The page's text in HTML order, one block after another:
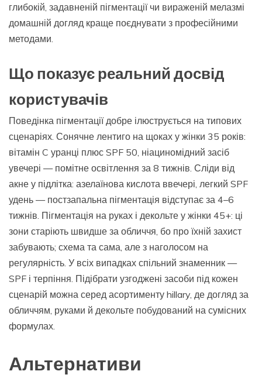
глибокій, задавненій пігментації чи вираженій мелазмі
домашній догляд краще поєднувати з професійними
методами.
Що показує реальний досвід
користувачів
Поведінка пігментації добре ілюструється на типових
сценаріях. Сонячне лентиго на щоках у жінки 35 років:
вітамін C уранці плюс SPF 50, ніациномідний засіб
увечері — помітне освітлення за 8 тижнів. Сліди від
акне у підлітка: азелаїнова кислота ввечері, легкий SPF
удень — постзапальна пігментація відступає за 4–6
тижнів. Пігментація на руках і декольте у жінки 45+: ці
зони старіють швидше за обличчя, бо про їхній захист
забувають; схема та сама, але з наголосом на
регулярність. У всіх випадках спільний знаменник —
SPF і терпіння. Підібрати узгоджені засоби під кожен
сценарій можна серед асортименту hillary, де догляд за
обличчям, руками й декольте побудований на сумісних
формулах.
Альтернативи